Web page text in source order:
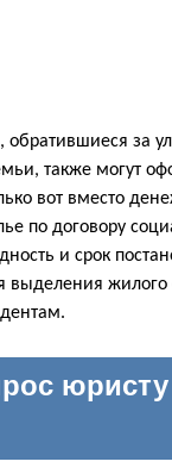
обратившиеся за
также могут
вот вместо
по договору
и срок
выделения жилого